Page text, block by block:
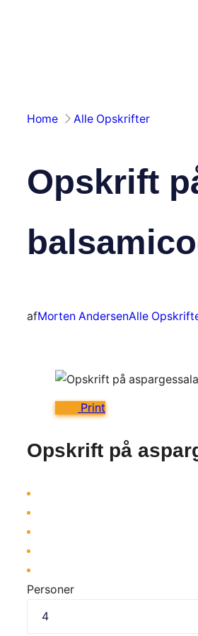
Home Alle Opskrifter
Opskrift
afMorten AndersenAlle
Print
Opskrift på
Personer